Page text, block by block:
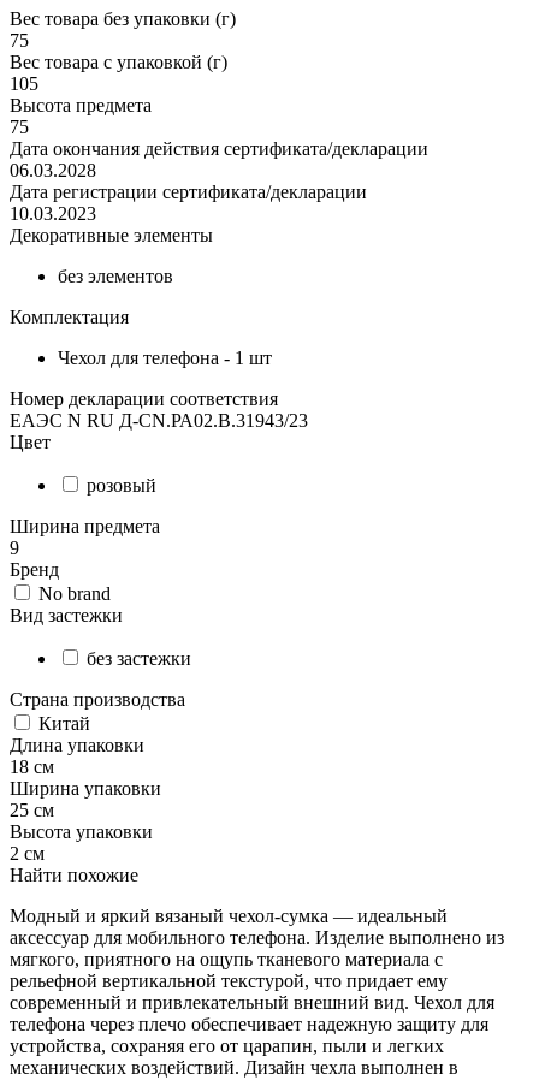
Вес товара без упаковки (г)
75
Вес товара с упаковкой (г)
105
Высота предмета
75
Дата окончания действия сертификата/декларации
06.03.2028
Дата регистрации сертификата/декларации
10.03.2023
Декоративные элементы
без элементов
Комплектация
Чехол для телефона - 1 шт
Номер декларации соответствия
ЕАЭС N RU Д-CN.РА02.В.31943/23
Цвет
розовый
Ширина предмета
9
Бренд
No brand
Вид застежки
без застежки
Страна производства
Китай
Длина упаковки
18 см
Ширина упаковки
25 см
Высота упаковки
2 см
Найти похожие
Модный и яркий вязаный чехол-сумка — идеальный
аксессуар для мобильного телефона. Изделие выполнено из
мягкого, приятного на ощупь тканевого материала с
рельефной вертикальной текстурой, что придает ему
современный и привлекательный внешний вид. Чехол для
телефона через плечо обеспечивает надежную защиту для
устройства, сохраняя его от царапин, пыли и легких
механических воздействий. Дизайн чехла выполнен в